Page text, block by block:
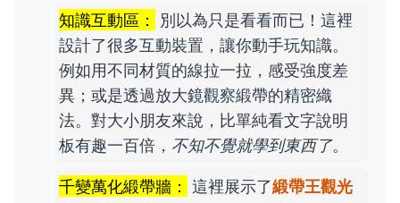
知識互動區：
別以為只是看看而已！這裡
設計了很多互動裝置，讓你動手玩知識。
例如用不同材質的線拉一拉，感受強度差
異；或是透過放大鏡觀察緞帶的精密織
法。對大小朋友來說，比單純看文字說明
板有趣一百倍， 不知不覺就學到東西了。
千變萬化緞帶牆： 這裡展示了緞帶王觀光